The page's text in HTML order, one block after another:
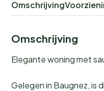
Omschrijving
Omschrijving
Elegante woning met
Gelegen in Baugnez, is